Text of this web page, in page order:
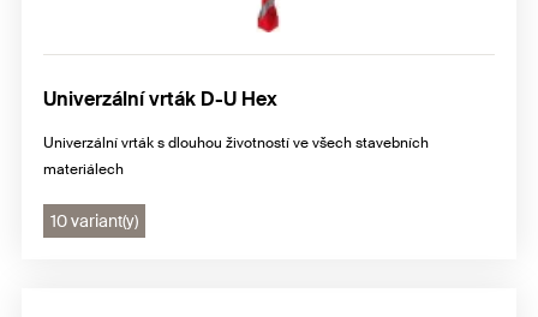
Univerzální vrták D-U Hex
Univerzální vrták s dlouhou životností ve všech stavebních
materiálech
10 variant(y)